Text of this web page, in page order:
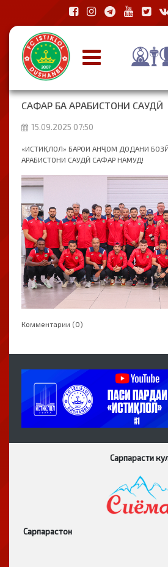
САФАР БА АРАБИСТОНИ САУДӢ
15.09.2025 07:50
«ИСТИҚЛОЛ» БАРОИ АНҶОМ ДОДАНИ
АРАБИСТОНИ САУДӢ САФАР НАМУД!
Комментарии (0)
Сарпарасти
Сарпарастон